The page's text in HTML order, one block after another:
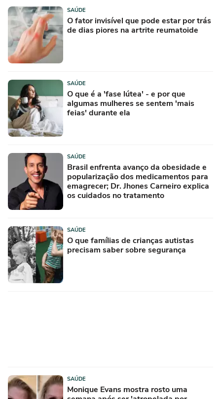
SAÚDE
O fator invisível que pode estar por trás
de dias piores na artrite reumatoide
SAÚDE
O que é a 'fase lútea' - e por que
algumas mulheres se sentem 'mais
feias' durante ela
SAÚDE
Brasil enfrenta avanço da obesidade e
popularização dos medicamentos para
emagrecer; Dr. Jhones Carneiro explica
os cuidados no tratamento
SAÚDE
O que famílias de crianças autistas
precisam saber sobre segurança
SAÚDE
Monique Evans mostra rosto uma